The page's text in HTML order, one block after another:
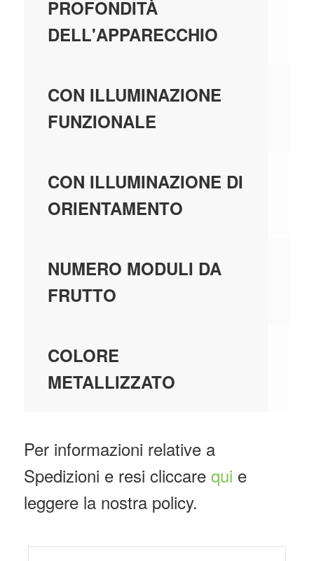
PROFONDITÀ
DELL'APPARECCHIO
CON ILLUMINAZIONE
FUNZIONALE
CON ILLUMINAZIONE DI
ORIENTAMENTO
NUMERO MODULI DA
FRUTTO
COLORE
METALLIZZATO
Per informazioni relative a
Spedizioni e resi cliccare qui e
leggere la nostra policy.